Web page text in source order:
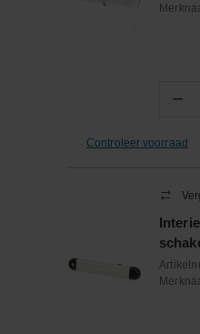
−
Controleer voorraad